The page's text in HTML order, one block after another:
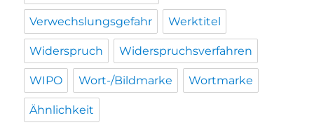
Verwechslungsgefahr Werktitel
Widerspruch Widerspruchsverfahren
WIPO Wort-/Bildmarke Wortmarke
Ähnlichkeit